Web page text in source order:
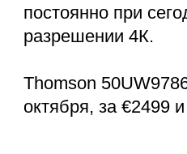
постоянно при
разрешении 4К.
Thomson
октября, за €2499